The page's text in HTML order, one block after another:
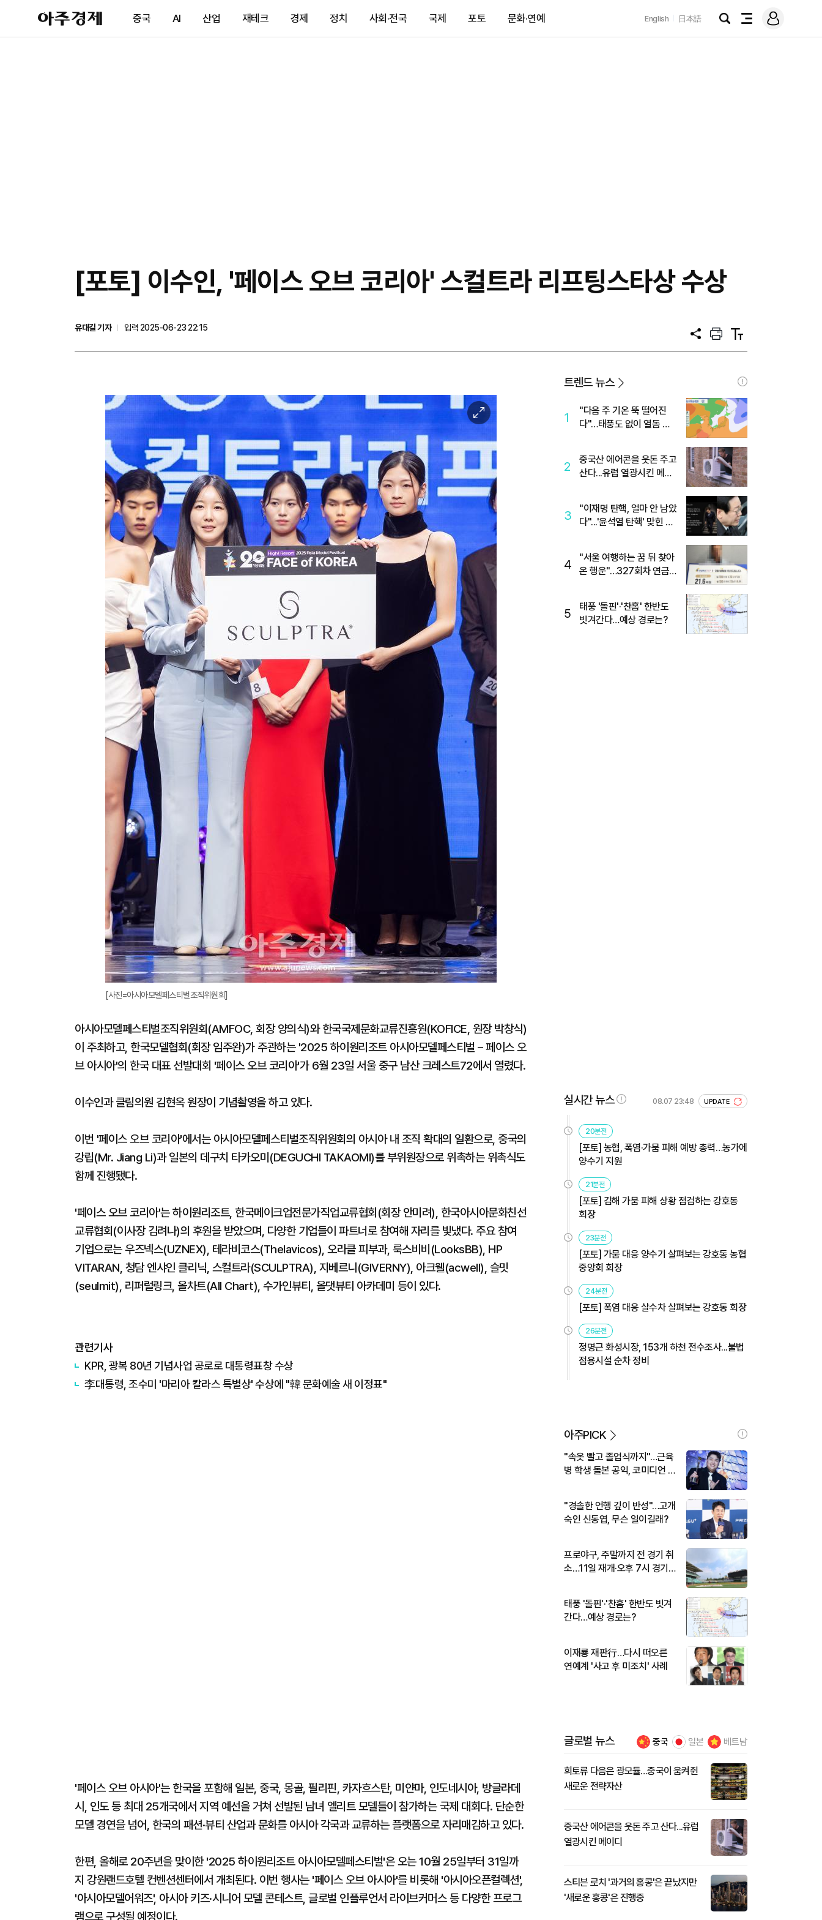
아
주
제
중국 AI 산업 재테크 경제 정치 사회·전국 국제 포토 문화·연예 English 日本語
검
전
메
그
[포토] 이수인, '페이스 오브 코리아' 스컬트라 리프팅스타상 수상
유대길 기자
입력 2025-06-23 22:15
공
프
트
텍
트
이
미
지
확
대
[사진=아시아모델페스티벌조직위원회]
아시아모델페스티벌조직위원회(AMFOC, 회장 양의식)와 한국국제문화교류진흥원(KOFICE, 원장 박창식)
이 주최하고, 한국모델협회(회장 임주완)가 주관하는 '2025 하이원리조트 아시아모델페스티벌 – 페이스 오
브 아시아'의 한국 대표 선발대회 '페이스 오브 코리아'가 6월 23일 서울 중구 남산 크레스트72에서 열렸다.
이수인과 클림의원 김현옥 원장이 기념촬영을 하고 있다.
이번 '페이스 오브 코리아'에서는 아시아모델페스티벌조직위원회의 아시아 내 조직 확대의 일환으로, 중국의
강립(Mr. Jiang Li)과 일본의 데구치 타카오미(DEGUCHI TAKAOMI)를 부위원장으로 위촉하는 위촉식도
함께 진행됐다.
'페이스 오브 코리아'는 하이원리조트, 한국메이크업전문가직업교류협회(회장 안미려), 한국아시아문화친선
교류협회(이사장 김려나)의 후원을 받았으며, 다양한 기업들이 파트너로 참여해 자리를 빛냈다. 주요 참여
기업으로는 우즈넥스(UZNEX), 테라비코스(Thelavicos), 오라클 피부과, 룩스비비(LooksBB), HP
VITARAN, 청담 엔샤인 클리닉, 스컬트라(SCULPTRA), 지베르니(GIVERNY), 아크웰(acwell), 슬밋
(seulmit), 리퍼럴링크, 올차트(All Chart), 수가인뷰티, 올댓뷰티 아카데미 등이 있다.
관련기사
KPR, 광복 80년 기념사업 공로로 대통령표창 수상
李대통령, 조수미 '마리아 칼라스 특별상' 수상에 "韓 문화예술 새 이정표"
'페이스 오브 아시아'는 한국을 포함해 일본, 중국, 몽골, 필리핀, 카자흐스탄, 미얀마, 인도네시아, 방글라데
시, 인도 등 최대 25개국에서 지역 예선을 거쳐 선발된 남녀 엘리트 모델들이 참가하는 국제 대회다. 단순한
모델 경연을 넘어, 한국의 패션·뷰티 산업과 문화를 아시아 각국과 교류하는 플랫폼으로 자리매김하고 있다.
한편, 올해로 20주년을 맞이한 '2025 하이원리조트 아시아모델페스티벌'은 오는 10월 25일부터 31일까
지 강원랜드호텔 컨벤션센터에서 개최된다. 이번 행사는 '페이스 오브 아시아'를 비롯해 '아시아오픈컬렉션',
'아시아모델어워즈', 아시아 키즈·시니어 모델 콘테스트, 글로벌 인플루언서 라이브커머스 등 다양한 프로그
램으로 구성될 예정이다.
트렌드 뉴스
1
"다음 주 기온 뚝 떨어진
다"…태풍도 없이 열돔 박
2
중국산 에어콘을 웃돈 주고
산다...유럽 열광시킨 메이
3
"이재명 탄핵, 얼마 안 남았
다"...'윤석열 탄핵' 맞힌 무
4
"서울 여행하는 꿈 뒤 찾아
온 행운"…327회차 연금
5
태풍 '돌핀'·'찬홈' 한반도
빗겨간다…예상 경로는?
실시간 뉴스 08.07 23:48 UPDATE
20분전
[포토] 농협, 폭염·가뭄 피해 예방 총력…농가에
양수기 지원
21분전
[포토] 김해 가뭄 피해 상황 점검하는 강호동
회장
23분전
[포토] 가뭄 대응 양수기 살펴보는 강호동 농협
중앙회 회장
24분전
[포토] 폭염 대응 살수차 살펴보는 강호동 회장
26분전
정명근 화성시장, 153개 하천 전수조사...불법
점용시설 순차 정비
아주PICK
"속옷 빨고 졸업식까지"…근육
병 학생 돌본 공익, 코미디언 김
"경솔한 언행 깊이 반성"…고개
숙인 신동엽, 무슨 일이길래?
프로야구, 주말까지 전 경기 취
소…11일 재개·오후 7시 경기
태풍 '돌핀'·'찬홈' 한반도 빗겨
간다…예상 경로는?
이재룡 재판行…다시 떠오른
연예계 '사고 후 미조치' 사례
글로벌 뉴스 중국 일본 베트남
희토류 다음은 광모듈…중국이 움켜쥔
새로운 전략자산
중국산 에어콘을 웃돈 주고 산다...유럽
열광시킨 메이디
스티븐 로치 '과거의 홍콩'은 끝났지만
'새로운 홍콩'은 진행중